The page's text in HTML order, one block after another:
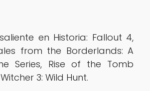
en Historia: Fallout 4,
from the Borderlands: A
Series, Rise of the Tomb
3: Wild Hunt.